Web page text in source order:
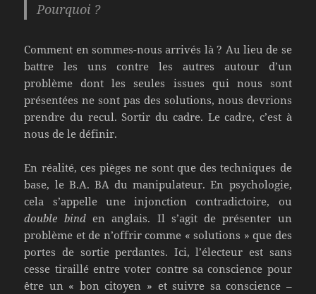
Pourquoi ?
Comment en sommes-nous arrivés là ? Au lieu de se
battre les uns contre les autres autour d’un
problème dont les seules issues qui nous sont
présentées ne sont pas des solutions, nous devrions
prendre du recul. Sortir du cadre. Le cadre, c’est à
nous de le définir.
En réalité, ces pièges ne sont que des techniques de
base, le B.A. BA du manipulateur. En psychologie,
cela s’appelle une injonction contradictoire, ou
double binden anglais. Il s’agit de présenter un
problème et de n’offrir comme « solutions » que des
portes de sortie perdantes. Ici, l’électeur est sans
cesse tiraillé entre voter contre sa conscience pour
être un « bon citoyen » et suivre sa conscience –